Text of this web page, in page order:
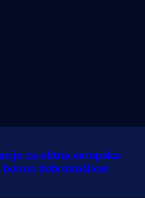
za elitna evropska
dobrodošlice!